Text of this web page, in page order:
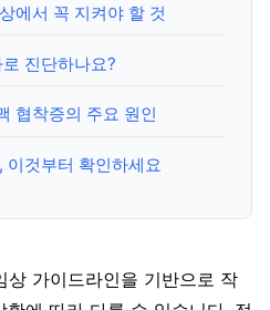
에서 꼭 지켜야 할 것
진단하나요?
협착증의 주요 원인
이것부터 확인하세요
상 가이드라인을 기반으로 작